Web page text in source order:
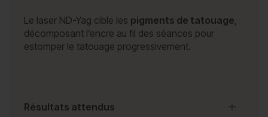
Le laser ND-Yag cible les pigments de tatouage,
décomposant l’encre au fil des séances pour
estomper le tatouage progressivement.
Résultats attendus